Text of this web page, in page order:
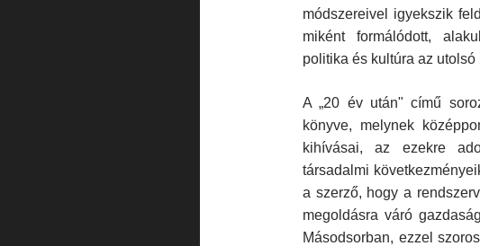
módszereivel igyekszik
miként formálódott,
politika és kultúra az utolsó
A „20 év után" című
könyve, melynek
kihívásai, az ezekre
társadalmi
a szerző, hogy a
megoldásra váró
Másodsorban, ezzel